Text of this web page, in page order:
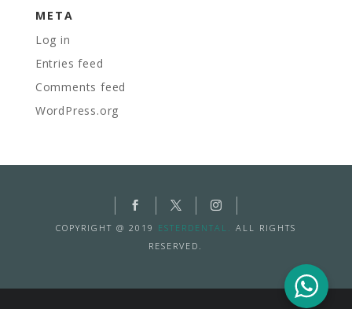
META
Log in
Entries feed
Comments feed
WordPress.org
COPYRIGHT @ 2019 ESTERDENTAL. ALL RIGHTS
RESERVED.